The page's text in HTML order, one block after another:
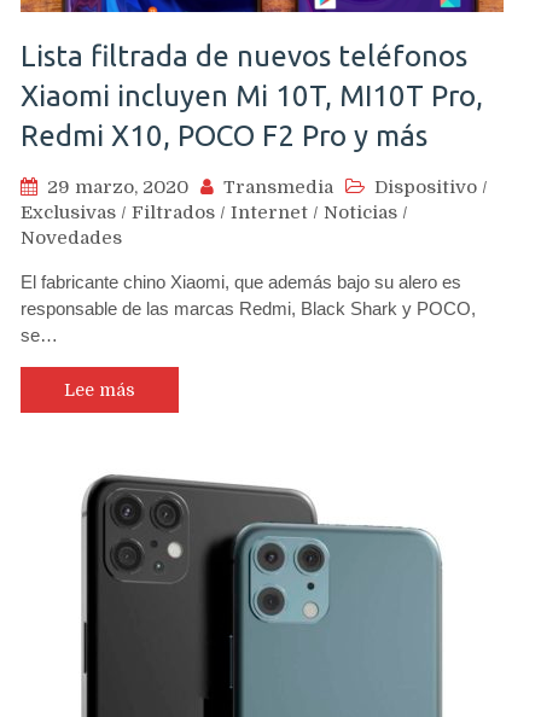
Lista filtrada de nuevos teléfonos
Xiaomi incluyen Mi 10T, MI10T Pro,
Redmi X10, POCO F2 Pro y más
29 marzo, 2020 Transmedia Dispositivo /
Exclusivas / Filtrados / Internet / Noticias /
Novedades
El fabricante chino Xiaomi, que además bajo su alero es
responsable de las marcas Redmi, Black Shark y POCO,
se…
Lee más